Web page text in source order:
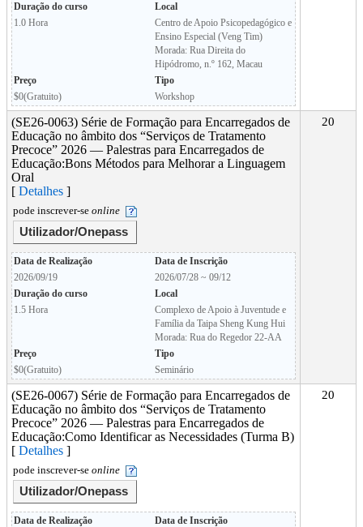
Duração do curso
Local
1.0 Hora
Centro de Apoio Psicopedagógico e
Ensino Especial (Veng Tim)
Morada: Rua Direita do
Hipódromo, n.º 162, Macau
Preço
Tipo
$0(Gratuito)
Workshop
(SE26-0063) Série de Formação para Encarregados de
Educação no âmbito dos “Serviços de Tratamento
Precoce” 2026 — Palestras para Encarregados de
Educação:Bons Métodos para Melhorar a Linguagem
Oral
[ Detalhes ]
pode inscrever-se online
Utilizador/Onepass
Data de Realização
Data de Inscrição
2026/09/19
2026/07/28 ~ 09/12
Duração do curso
Local
1.5 Hora
Complexo de Apoio à Juventude e
Família da Taipa Sheng Kung Hui
Morada: Rua do Regedor 22-AA
Preço
Tipo
$0(Gratuito)
Seminário
20
(SE26-0067) Série de Formação para Encarregados de
Educação no âmbito dos “Serviços de Tratamento
Precoce” 2026 — Palestras para Encarregados de
Educação:Como Identificar as Necessidades (Turma B)
[ Detalhes ]
pode inscrever-se online
Utilizador/Onepass
Data de Realização
Data de Inscrição
20